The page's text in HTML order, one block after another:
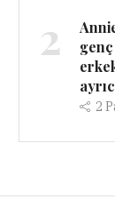
2
2